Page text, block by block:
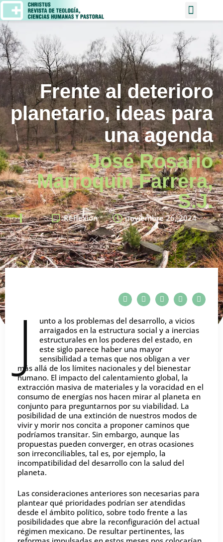
Frente al deterioro
planetario, ideas para
una agenda
José Rosario
Marroquín Farrera,
S.J.
Reflexión noviembre 26, 2024
J
unto a los problemas del desarrollo, a vicios
arraigados en la estructura social y a inercias
estructurales en los poderes del estado, en
este siglo parece haber una mayor
sensibilidad a temas que nos obligan a ver
más allá de los límites nacionales y del bienestar
humano. El impacto del calentamiento global, la
extracción masiva de materiales y la voracidad en el
consumo de energías nos hacen mirar al planeta en
conjunto para preguntarnos por su viabilidad. La
posibilidad de una extinción de nuestros modos de
vivir y morir nos concita a proponer caminos que
podríamos transitar. Sin embargo, aunque las
propuestas pueden converger, en otras ocasiones
son irreconciliables, tal es, por ejemplo, la
incompatibilidad del desarrollo con la salud del
planeta.
Las consideraciones anteriores son necesarias para
plantear qué prioridades podrían ser atendidas
desde el ámbito político, sobre todo frente a las
posibilidades que abre la reconfiguración del actual
régimen mexicano. De resultar pertinentes, las